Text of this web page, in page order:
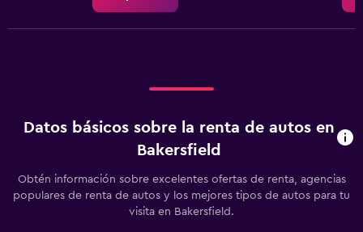
Datos básicos sobre la renta de autos en
Bakersfield
Obtén información sobre excelentes ofertas de renta, agencias
populares de renta de autos y los mejores tipos de autos para tu
visita en Bakersfield.